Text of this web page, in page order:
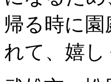
帰る時に
れて、嬉